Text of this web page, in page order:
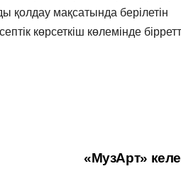
мақсатында берілетін
көрсеткіш көлемінде
«МузАрт»